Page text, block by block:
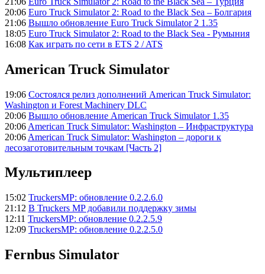
20:06 Euro Truck Simulator 2: Road to the Black Sea – Болгария
21:06 Вышло обновление Euro Truck Simulator 2 1.35
18:05 Euro Truck Simulator 2: Road to the Black Sea - Румыния
16:08 Как играть по сети в ETS 2 / ATS
American Truck Simulator
19:06 Состоялся релиз дополнений American Truck Simulator:
Washington и Forest Machinery DLC
20:06 Вышло обновление American Truck Simulator 1.35
20:06 American Truck Simulator: Washington – Инфраструктура
20:06 American Truck Simulator: Washington – дороги к
лесозаготовительным точкам [Часть 2]
Мультиплеер
15:02 TruckersMP: обновление 0.2.2.6.0
21:12 В Truckers MP добавили поддержку зимы
12:11 TruckersMP: обновление 0.2.2.5.9
12:09 TruckersMP: обновление 0.2.2.5.0
Fernbus Simulator